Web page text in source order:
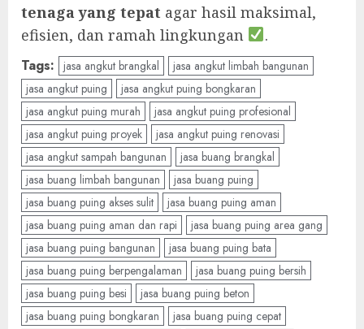
tenaga yang tepat agar hasil maksimal,
efisien, dan ramah lingkungan
.
Tags: jasa angkut brangkal
jasa angkut limbah bangunan
jasa angkut puing
jasa angkut puing bongkaran
jasa angkut puing murah
jasa angkut puing profesional
jasa angkut puing proyek
jasa angkut puing renovasi
jasa angkut sampah bangunan
jasa buang brangkal
jasa buang limbah bangunan
jasa buang puing
jasa buang puing akses sulit
jasa buang puing aman
jasa buang puing aman dan rapi
jasa buang puing area gang
jasa buang puing bangunan
jasa buang puing bata
jasa buang puing berpengalaman
jasa buang puing bersih
jasa buang puing besi
jasa buang puing beton
jasa buang puing bongkaran
jasa buang puing cepat